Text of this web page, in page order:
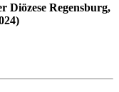
Diözese Regensburg,